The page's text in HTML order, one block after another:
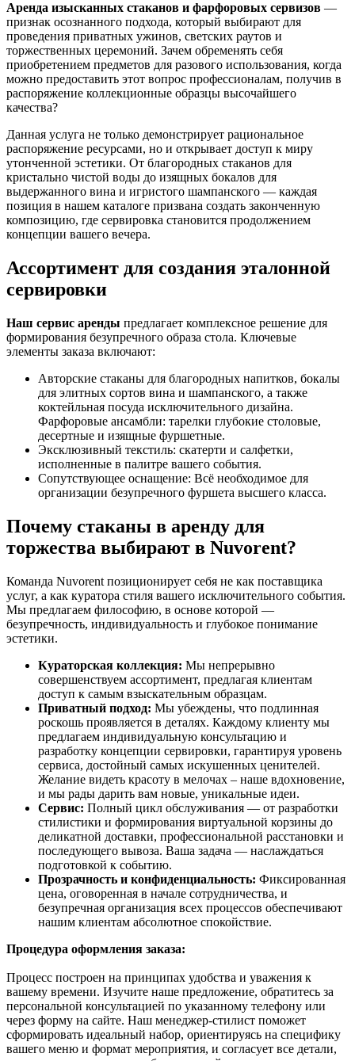
Аренда изысканных стаканов и фарфоровых сервизов —
признак осознанного подхода, который выбирают для
проведения приватных ужинов, светских раутов и
торжественных церемоний. Зачем обременять себя
приобретением предметов для разового использования, когда
можно предоставить этот вопрос профессионалам, получив в
распоряжение коллекционные образцы высочайшего
качества?
Данная услуга не только демонстрирует рациональное
распоряжение ресурсами, но и открывает доступ к миру
утонченной эстетики. От благородных стаканов для
кристально чистой воды до изящных бокалов для
выдержанного вина и игристого шампанского — каждая
позиция в нашем каталоге призвана создать законченную
композицию, где сервировка становится продолжением
концепции вашего вечера.
Ассортимент для создания эталонной
сервировки
Наш сервис аренды предлагает комплексное решение для
формирования безупречного образа стола. Ключевые
элементы заказа включают:
Авторские стаканы для благородных напитков, бокалы
для элитных сортов вина и шампанского, а также
коктейльная посуда исключительного дизайна.
Фарфоровые ансамбли: тарелки глубокие столовые,
десертные и изящные фуршетные.
Эксклюзивный текстиль: скатерти и салфетки,
исполненные в палитре вашего события.
Сопутствующее оснащение: Всё необходимое для
организации безупречного фуршета высшего класса.
Почему стаканы в аренду для
торжества выбирают в Nuvorent?
Команда Nuvorent позиционирует себя не как поставщика
услуг, а как куратора стиля вашего исключительного события.
Мы предлагаем философию, в основе которой —
безупречность, индивидуальность и глубокое понимание
эстетики.
Кураторская коллекция: Мы непрерывно
совершенствуем ассортимент, предлагая клиентам
доступ к самым взыскательным образцам.
Приватный подход: Мы убеждены, что подлинная
роскошь проявляется в деталях. Каждому клиенту мы
предлагаем индивидуальную консультацию и
разработку концепции сервировки, гарантируя уровень
сервиса, достойный самых искушенных ценителей.
Желание видеть красоту в мелочах – наше вдохновение,
и мы рады дарить вам новые, уникальные идеи.
Сервис: Полный цикл обслуживания — от разработки
стилистики и формирования виртуальной корзины до
деликатной доставки, профессиональной расстановки и
последующего вывоза. Ваша задача — наслаждаться
подготовкой к событию.
Прозрачность и конфиденциальность: Фиксированная
цена, оговоренная в начале сотрудничества, и
безупречная организация всех процессов обеспечивают
нашим клиентам абсолютное спокойствие.
Процедура оформления заказа:
Процесс построен на принципах удобства и уважения к
вашему времени. Изучите наше предложение, обратитесь за
персональной консультацией по указанному телефону или
через форму на сайте. Наш менеджер-стилист поможет
сформировать идеальный набор, ориентируясь на специфику
вашего меню и формат мероприятия, и согласует все детали,